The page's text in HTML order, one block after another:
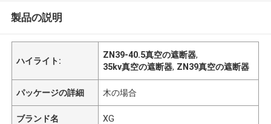
製品の説明
ハイライト:
ZN39-40.5真空の遮断器,
35kv真空の遮断器, ZN39真空の遮断器
パッケージの詳細 木の場合
ブランド名 XG